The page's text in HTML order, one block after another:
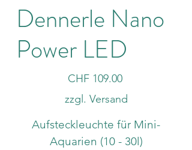
Dennerle Nano
Power LED
Preis
CHF 109.00
zzgl. Versand
Aufsteckleuchte für Mini-
Aquarien (10 - 30l)